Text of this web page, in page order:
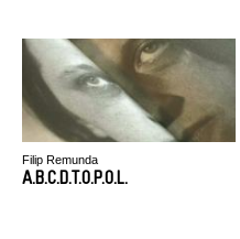
Filip Remunda
A.B.C.D.T.O.P.O.L.